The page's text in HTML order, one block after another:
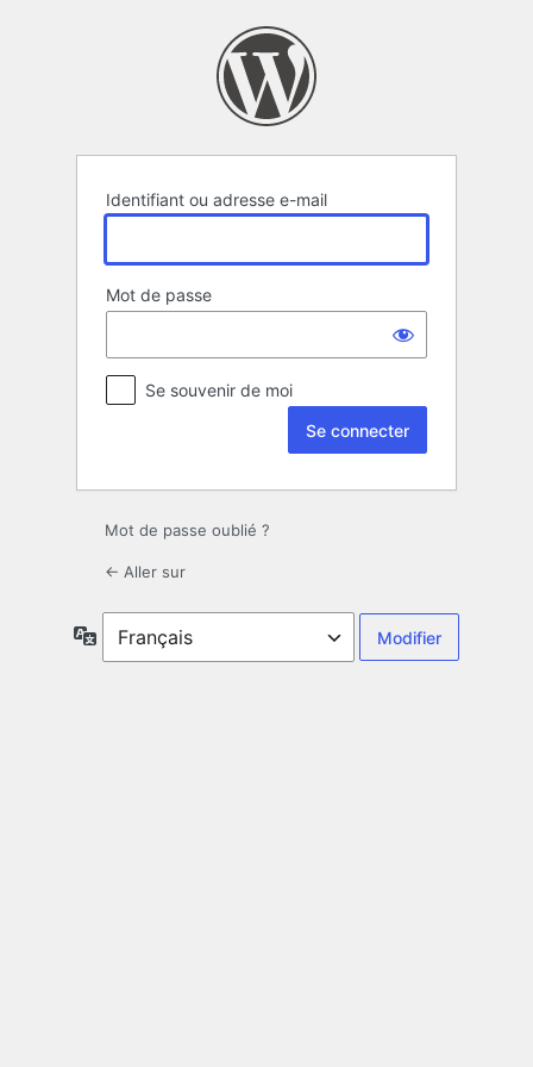
Identifiant ou adresse e-mail
Mot de passe
Se souvenir de moi
Mot de passe oublié ?
← Aller sur
Langue